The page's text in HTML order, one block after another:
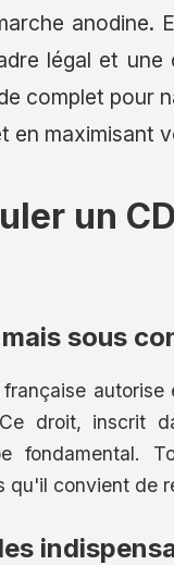
anodine.
légal et
complet pour
en maximisant
un
sous
droit, inscrit
fondamental.
convient de